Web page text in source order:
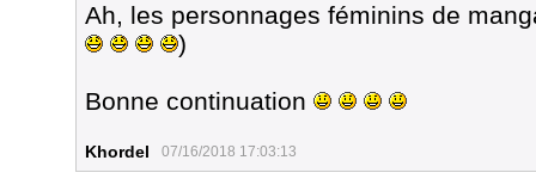
Ah, les personnages féminins de
)
Bonne continuation
Khordel 07/16/2018 17:03:13